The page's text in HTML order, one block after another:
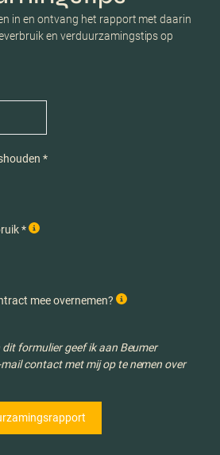
in en ontvang het rapport met daarin
en verduurzamingstips op
*
*
mee overnemen?
formulier geef ik aan Beumer
contact met mij op te nemen over